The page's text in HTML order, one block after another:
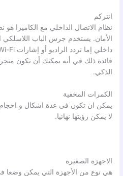
انتركم
نظام الاتصال الداخلي مع الكاميرا
الأمان. يستخدم جرس الباب اللاسلكي
فائدة ذلك في أنه يمكنك أن تكون
الذكي.
الكمرات المخفية
يمكن ان تكون في عدة اشكال و احجام
لا يمكن رؤيتها نهائيا.
الاجهزة الصغيرة
هي نوع من الأجهزة التي يمكن وضعا